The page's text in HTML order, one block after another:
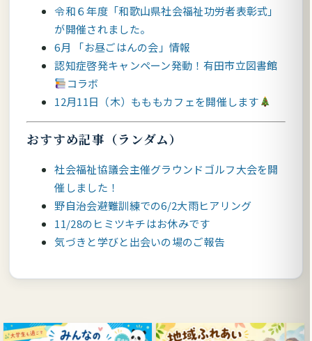
令和６年度「和歌山県社会福祉功労者表彰式」
が開催されました。
6月 「お昼ごはんの会」情報
認知症啓発キャンペーン発動！有田市立図書館
コラボ
12月11日（木）もももカフェを開催します
おすすめ記事（ランダム）
社会福祉協議会主催グラウンドゴルフ大会を開
催しました！
野自治会避難訓練での6/2大雨ヒアリング
11/28のヒミツキチはお休みです
気づきと学びと出会いの場のご報告